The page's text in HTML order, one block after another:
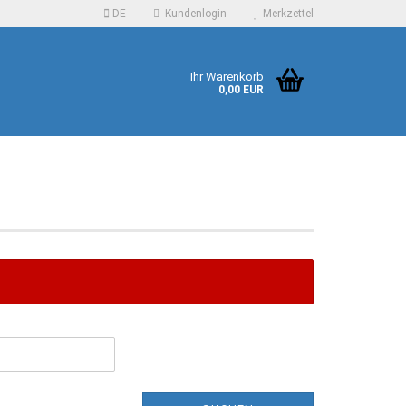
DE Kundenlogin
erstellen
Merkzettel
Ihr Warenkorb
0,00 EUR